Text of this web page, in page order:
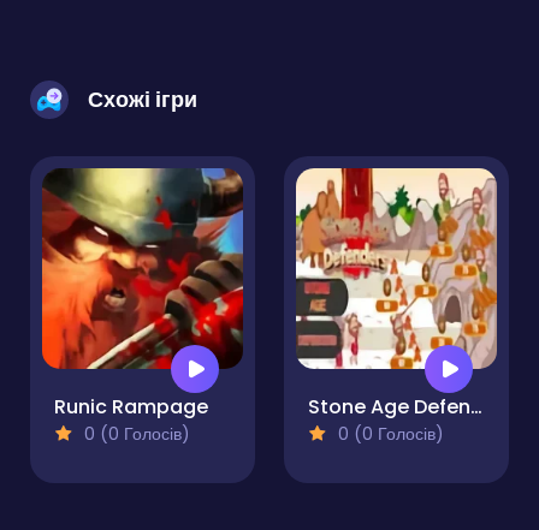
Схожі ігри
Runic Rampage
0 (0 Голосів)
Stone Age Defenders
0 (0 Голосів)